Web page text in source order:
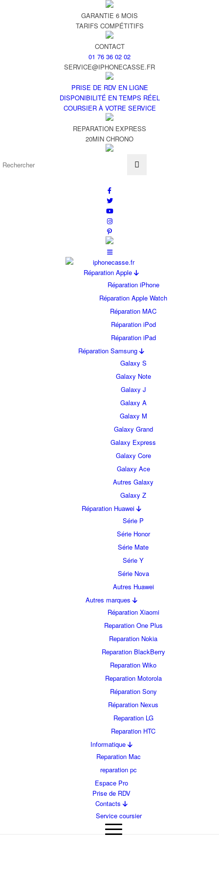
GARANTIE 6 MOIS
TARIFS COMPÉTITIFS
CONTACT
01 76 36 02 02
SERVICE@IPHONECASSE.FR
PRISE DE RDV EN LIGNE
DISPONIBILITÉ EN TEMPS RÉEL
COURSIER À VOTRE SERVICE
REPARATION EXPRESS
20MIN CHRONO
Réparation Apple
Réparation iPhone
Réparation Apple Watch
Réparation MAC
Réparation iPod
Réparation iPad
Réparation Samsung
Galaxy S
Galaxy Note
Galaxy J
Galaxy A
Galaxy M
Galaxy Grand
Galaxy Express
Galaxy Core
Galaxy Ace
Autres Galaxy
Galaxy Z
Réparation Huawei
Série P
Série Honor
Série Mate
Série Y
Série Nova
Autres Huawei
Autres marques
Réparation Xiaomi
Reparation One Plus
Reparation Nokia
Reparation BlackBerry
Reparation Wiko
Reparation Motorola
Réparation Sony
Réparation Nexus
Reparation LG
Reparation HTC
Informatique
Reparation Mac
reparation pc
Espace Pro
Prise de RDV
Contacts
Service coursier